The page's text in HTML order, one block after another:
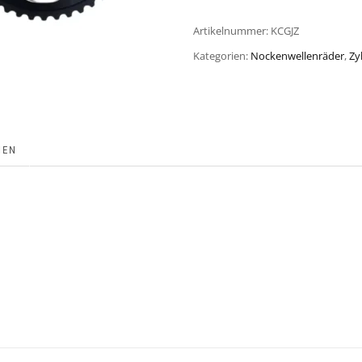
Artikelnummer: KCGJZ
Kategorien: Nockenwellenräder,